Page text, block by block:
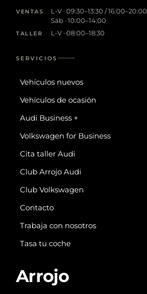
VENTAS
L-V · 09:30–13:30 / 16:00–20:00
Sáb · 10:00–14:00
TALLER L-V · 08:00–18:30
SERVICIOS
Vehículos nuevos
Vehículos de ocasión
Audi Business +
Volkswagen for Business
Cita taller Audi
Club Arrojo Audi
Club Volkswagen
Contacto
Trabaja con nosotros
Tasa tu coche
Arrojo